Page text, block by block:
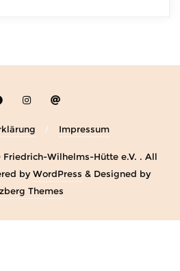
Impressum
Wilhelms-Hütte e.V. . All
byWordPress & Designed by
Themes